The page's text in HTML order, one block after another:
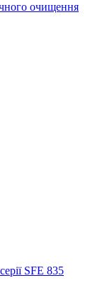
очищення
SFE 835